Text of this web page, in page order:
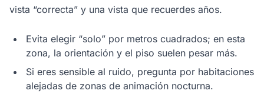
vista “correcta” y una vista que recuerdes años.
Evita elegir “solo” por metros cuadrados; en esta
zona, la orientación y el piso suelen pesar más.
Si eres sensible al ruido, pregunta por habitaciones
alejadas de zonas de animación nocturna.